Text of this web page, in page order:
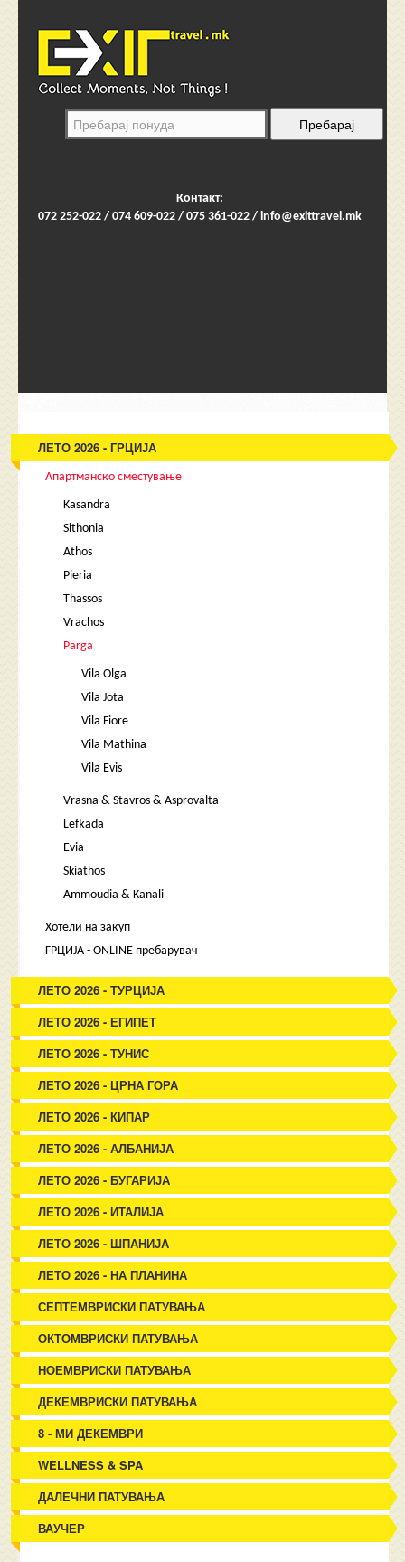
Контакт:
072 252-022 / 074 609-022 / 075 361-022 / info@exittravel.mk
ЛЕТО 2026 - ГРЦИЈА
Апартманско сместување
Kasandra
Sithonia
Athos
Pieria
Thassos
Vrachos
Parga
Vila Olga
Vila Jota
Vila Fiore
Vila Mathina
Vila Evis
Vrasna & Stavros & Asprovalta
Lefkada
Evia
Skiathos
Ammoudia & Kanali
Хотели на закуп
ГРЦИЈА - ONLINE пребарувач
ЛЕТО 2026 - ТУРЦИЈА
ЛЕТО 2026 - ЕГИПЕТ
ЛЕТО 2026 - ТУНИС
ЛЕТО 2026 - ЦРНА ГОРА
ЛЕТО 2026 - КИПАР
ЛЕТО 2026 - АЛБАНИЈА
ЛЕТО 2026 - БУГАРИЈА
ЛЕТО 2026 - ИТАЛИЈА
ЛЕТО 2026 - ШПАНИЈА
ЛЕТО 2026 - НА ПЛАНИНА
СЕПТЕМВРИСКИ ПАТУВАЊА
ОКТОМВРИСКИ ПАТУВАЊА
НОЕМВРИСКИ ПАТУВАЊА
ДЕКЕМВРИСКИ ПАТУВАЊА
8 - МИ ДЕКЕМВРИ
WELLNESS & SPA
ДАЛЕЧНИ ПАТУВАЊА
ВАУЧЕР